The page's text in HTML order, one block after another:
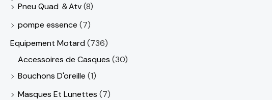
Pneu Quad ＆Atv(8)
pompe essence (7)
Equipement Motard(736)
Accessoires de Casques (30)
Bouchons D'oreille (1)
Masques Et Lunettes (7)